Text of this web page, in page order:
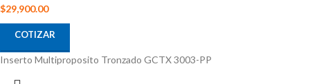
$29,900.00
COTIZAR
Inserto Multiproposito Tronzado GCTX 3003-PP